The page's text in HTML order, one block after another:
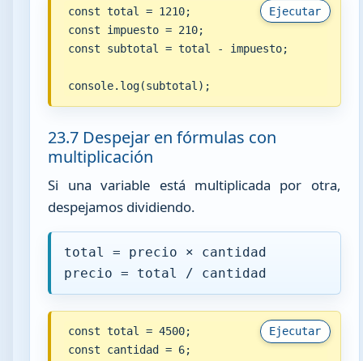
Ejecutar
const total = 1210;
const impuesto = 210;
const subtotal = total - impuesto;
console.log(subtotal);
23.7 Despejar en fórmulas con
multiplicación
Si una variable está multiplicada por otra,
despejamos dividiendo.
total = precio × cantidad
precio = total / cantidad
Ejecutar
const total = 4500;
const cantidad = 6;